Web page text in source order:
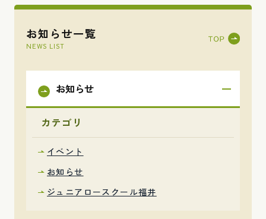
お知らせ一覧
NEWS LIST
お知らせ
カテゴリ
イベント
お知らせ
ジュニアロースクール福井